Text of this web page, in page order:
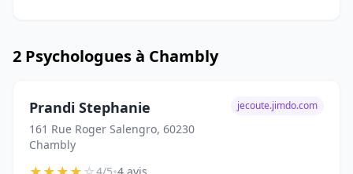
2 Psychologues à Chambly
Prandi Stephanie
161 Rue Roger Salengro, 60230
Chambly
jecoute.jimdo.com